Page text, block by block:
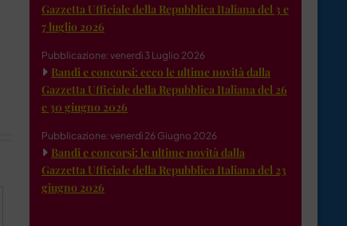
Gazzetta Ufficiale della Repubblica Italiana del 3 e
7 luglio 2026
Pubblicazione: venerdì 3 Luglio 2026
Bandi e concorsi: ecco le ultime novità dalla
Gazzetta Ufficiale della Repubblica Italiana del 26
e 30 giugno 2026
Pubblicazione: venerdì 26 Giugno 2026
Bandi e concorsi: le ultime novità dalla
Gazzetta Ufficiale della Repubblica Italiana del 23
giugno 2026